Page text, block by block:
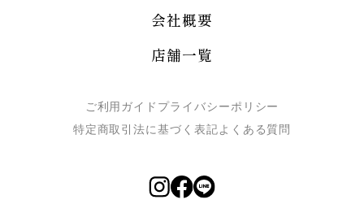
会社概要
店舗一覧
ご利用ガイド プライバシーポリシー
特定商取引法に基づく表記よくある質問